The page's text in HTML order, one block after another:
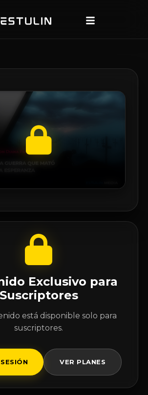
Exclusivo para
Suscriptores
está disponible solo para
suscriptores.
VER PLANES